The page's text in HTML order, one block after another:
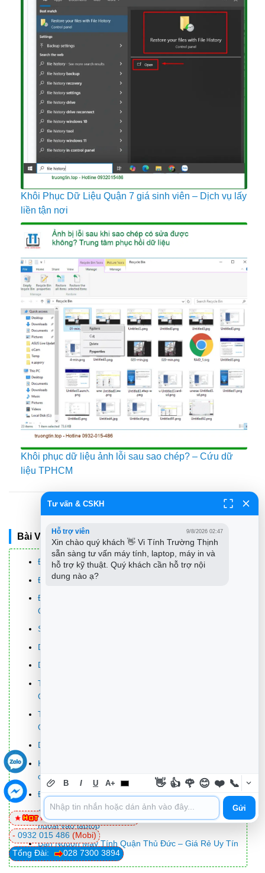
Khôi Phục Dữ Liệu Quận 7 giá sinh viên – Dịch vụ lấy
liền tận nơi
Khôi phục dữ liệu ảnh lỗi sau sao chép? – Cứu dữ
liệu TPHCM
Bài Viết Khác
Địa Chỉ Sửa Laptop Quận 3 – Sửa Nhanh Giá Rẻ
Địa Chỉ Vệ Sinh Máy Tính Quận 3 – Dịch Vụ Giá Rẻ
Địa Chỉ Cài Win Quận 3 – Cài Đặt PC Laptop Tại Nhà
Q3
Sửa Wifi Tại Nhà Quận 4
Dịch Vụ Cài Lại Windows 7,8,10 Tận Nhà Quận 4
Dịch Vụ Cài Lại Windows 7,8,10 Tận Nhà Quận 3
Tuyển Thợ Sửa Máy Tính – Thợ Sửa Máy In Tại
Quận 4 Lương Trên 10tr
Tuyển Thợ Sửa Máy Tính – Thợ Sửa Máy In Tại
Quận 3
Dịch Vụ Sửa Máy Tính Đường Trần Văn Đang Quận 3
Khôi Phục Dữ Liệu thẻ nhớ mất file PDF – Trung tâm
cứu dữ liệu TPHCM lấy liền
Địa chỉ Thay Bàn Phím Laptop Acer Aspire V5-132
Cách tự động tắt chuột cảm ứng khi kết nối chuột
ngoài vào laptop
Bán Nguồn Máy Tính Quận Thủ Đức – Giá Rẻ Uy Tín
Tổng Đài:
028 7300 3894
- 0932 015 486 (Mobi)
0981 81 32 72(Viettel)
Tư vấn & CSKH
Hỗ trợ viên 9/8/2026 02:47
Xin chào quý khách 👋 Vi Tính Trường Thịnh
sẵn sàng tư vấn máy tính, laptop, máy in và
hỗ trợ kỹ thuật. Quý khách cần hỗ trợ nội
dung nào ạ?
B I U A+ 👋 👍 🌹 😊 ❤️ 📞
Gửi